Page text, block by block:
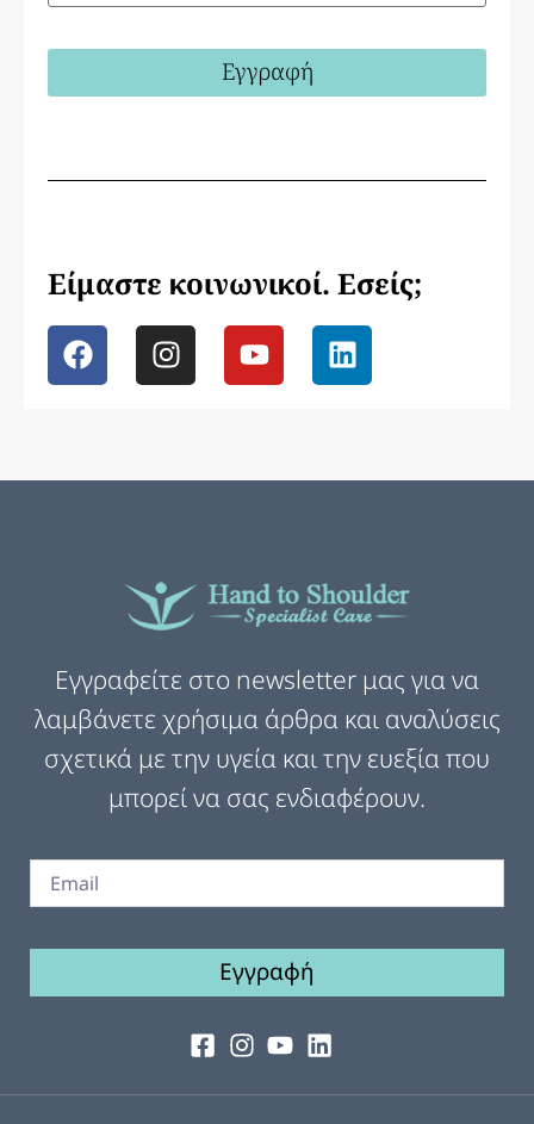
Εγγραφή
Είμαστε κοινωνικοί. Εσείς;
Εγγραφείτε στο newsletter μας για να
λαμβάνετε χρήσιμα άρθρα και αναλύσεις
σχετικά με την υγεία και την ευεξία που
μπορεί να σας ενδιαφέρουν.
Εγγραφή